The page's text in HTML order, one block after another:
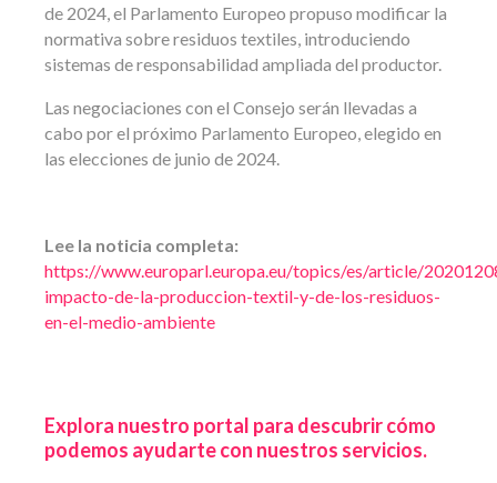
de 2024, el Parlamento Europeo propuso modificar la
normativa sobre residuos textiles, introduciendo
sistemas de responsabilidad ampliada del productor.
Las negociaciones con el Consejo serán llevadas a
cabo por el próximo Parlamento Europeo, elegido en
las elecciones de junio de 2024.
Lee la noticia completa:
https://www.europarl.europa.eu/topics/es/article/
impacto-de-la-produccion-textil-y-de-los-residuos-
en-el-medio-ambiente
Explora nuestro portal para descubrir cómo
podemos ayudarte con nuestros servicios.